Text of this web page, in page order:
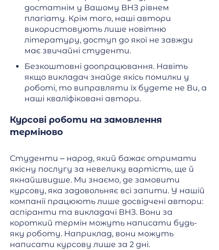
достатнім у Вашому ВНЗ рівнем
плагіату. Крім того, наші автори
використовують лише новітню
літературу, доступ до якої не завжди
має звичайні студенти.
Безкоштовні доопрацювання. Навіть
якщо викладач знайде якісь помилки у
роботі, то виправляти їх будете не Ви, а
наші кваліфіковані автори.
Курсові роботи на замовлення
терміново
Студенти – народ, який бажає отримати
якісну послугу за невелику вартість, ще й
якнайшвидше. Ми знаємо, де замовити
курсову, яка задовольняє всі запити. У нашій
компанії працюють лише досвідчені автори:
аспіранти та викладачі ВНЗ. Вони за
короткий термін можуть написати будь-
яку роботу. Наприклад, вони можуть
написати курсову лише за 2 дні.